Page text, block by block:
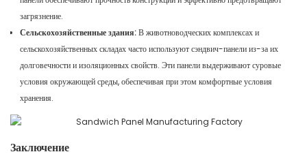
загрязнение.
Сельскохозяйственные здания:В животноводческих комплексах и
сельскохозяйственных складах часто используют сэндвич-панели из-за их
долговечности и изоляционных свойств. Эти панели выдерживают суровые
условия окружающей среды, обеспечивая при этом комфортные условия
хранения.
Заключение